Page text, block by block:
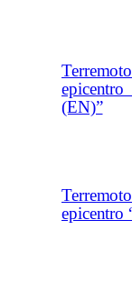
(EN)”
epicentro